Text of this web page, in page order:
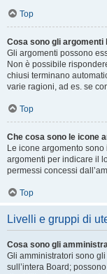
Top
Cosa sono gli argomenti
Gli argomenti possono
Non è possibile
chiusi terminano
varie ragioni, ad es. se
Top
Che cosa sono le icone
Le icone argomento
argomenti per indicare il
permessi concessi
Top
Livelli e gruppi di
Cosa sono gli
Gli amministratori sono
sull’intera Board;